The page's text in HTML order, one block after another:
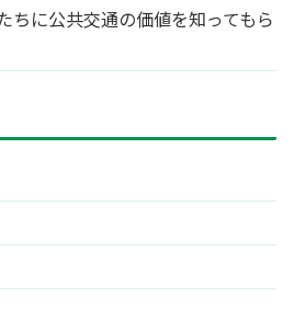
ちに公共交通の価値を知ってもら